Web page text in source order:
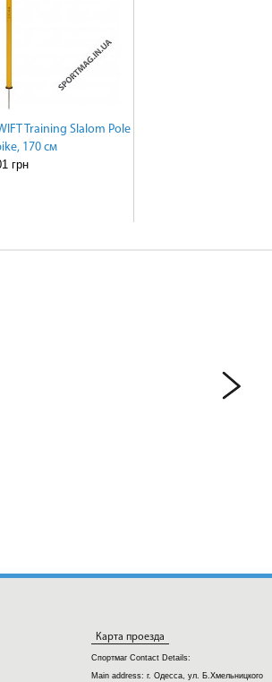
Training Slalom Pole
170 см
грн
Карта проезда
Спортмаг Contact Details:
Main address:г. Одесса, ул. Б.Хмельницкого